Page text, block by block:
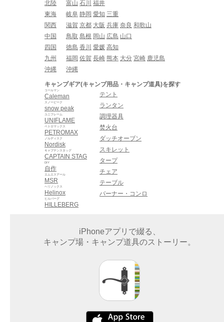
北陸
富山 石川 福井
東海
岐阜 静岡 愛知 三重
関西
滋賀 京都 大阪 兵庫 奈良 和歌山
中国
鳥取 島根 岡山 広島 山口
四国
徳島 香川 愛媛 高知
九州
福岡 佐賀 長崎 熊本 大分 宮崎 鹿児島
沖縄
沖縄
キャンプギア(キャンプ用品・キャンプ道具)を探す
Caleman
コールマン
snow peak
スノーピーク
UNIFLAME
ユニフレーム
PETROMAX
ペトロマックス
Nordisk
ノルディスク
CAPTAIN STAG
キャプテンスタッグ
自作
DIY
MSR
エムエスアール
Helinox
ヘリノックス
HILLEBERG
ヒルバーグ
テント
ランタン
調理器具
焚火台
ダッチオーブン
スキレット
タープ
チェア
テーブル
バーナー・コンロ
iPhoneアプリで綴る、
キャンプ場・キャンプ道具のストーリー。